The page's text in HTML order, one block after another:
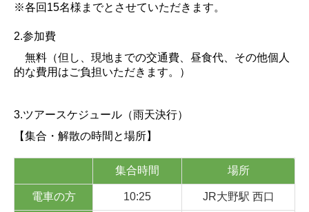
※各回15名様までとさせていただきます。
2.参加費
無料（但し、現地までの交通費、昼食代、その他個人
的な費用はご負担いただきます。）
3.ツアースケジュール（雨天決行）
【集合・解散の時間と場所】
集合時間 場所
電車の方 10:25 JR大野駅 西口